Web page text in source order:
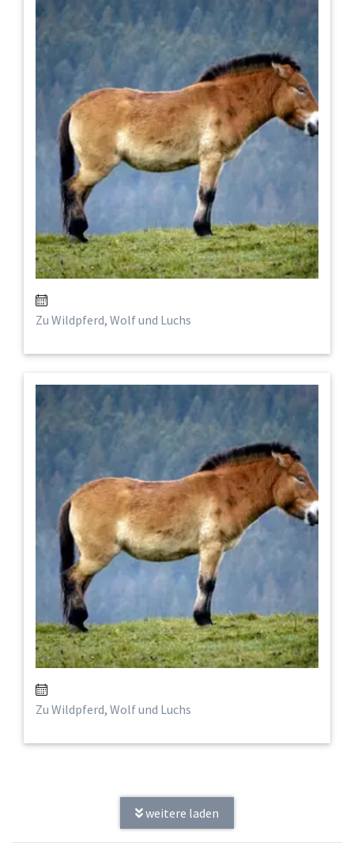
Zu Wildpferd, Wolf und Luchs
Zu Wildpferd, Wolf und Luchs
weitere laden